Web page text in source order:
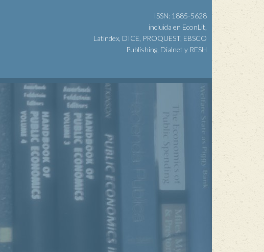
ISSN: 1885-5628
incluida en EconLit,
Latindex, DICE, PROQUEST, EBSCO
Publishing, Dialnet y RESH